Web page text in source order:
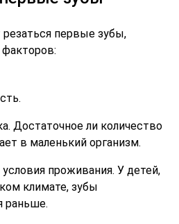
резаться первые зубы,
факторов:
Достаточное ли количество
в маленький организм.
проживания. У детей,
климате, зубы
раньше.